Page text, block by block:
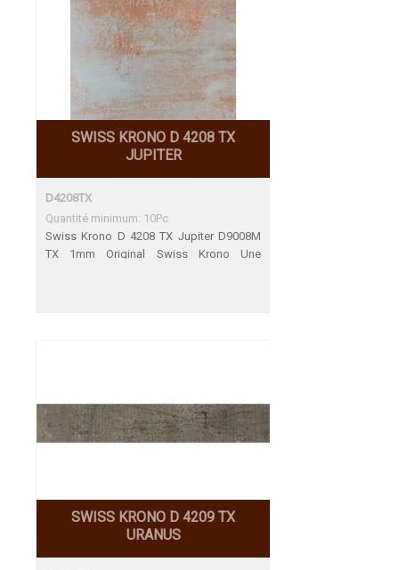
SWISS KRONO D 4208 TX
JUPITER
D4208TX
Quantité minimum: 10Pc
Swiss Krono D 4208 TX Jupiter D9008M
TX 1mm Original Swiss Krono Une
SWISS KRONO D 4209 TX
URANUS